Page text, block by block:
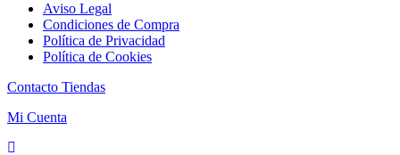
Aviso Legal
Condiciones de Compra
Política de Privacidad
Política de Cookies
Contacto Tiendas
Mi Cuenta